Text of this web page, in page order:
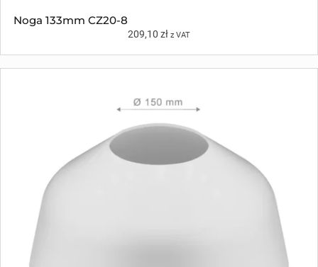
Noga 133mm CZ20-8
209,10 zł z VAT